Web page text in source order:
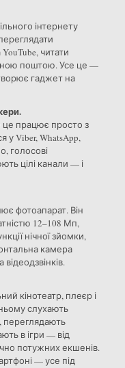
інтернету
читати
поштою. Усе це —
гаджет на
це працює просто з
Viber, WhatsApp,
голосові
цілі канали — і
фотоапарат. Він
12–108 Мп,
нічної зйомки,
камера
кінотеатр, плеєр і
слухають
переглядають
в ігри — від
потужних екшенів.
— усе під